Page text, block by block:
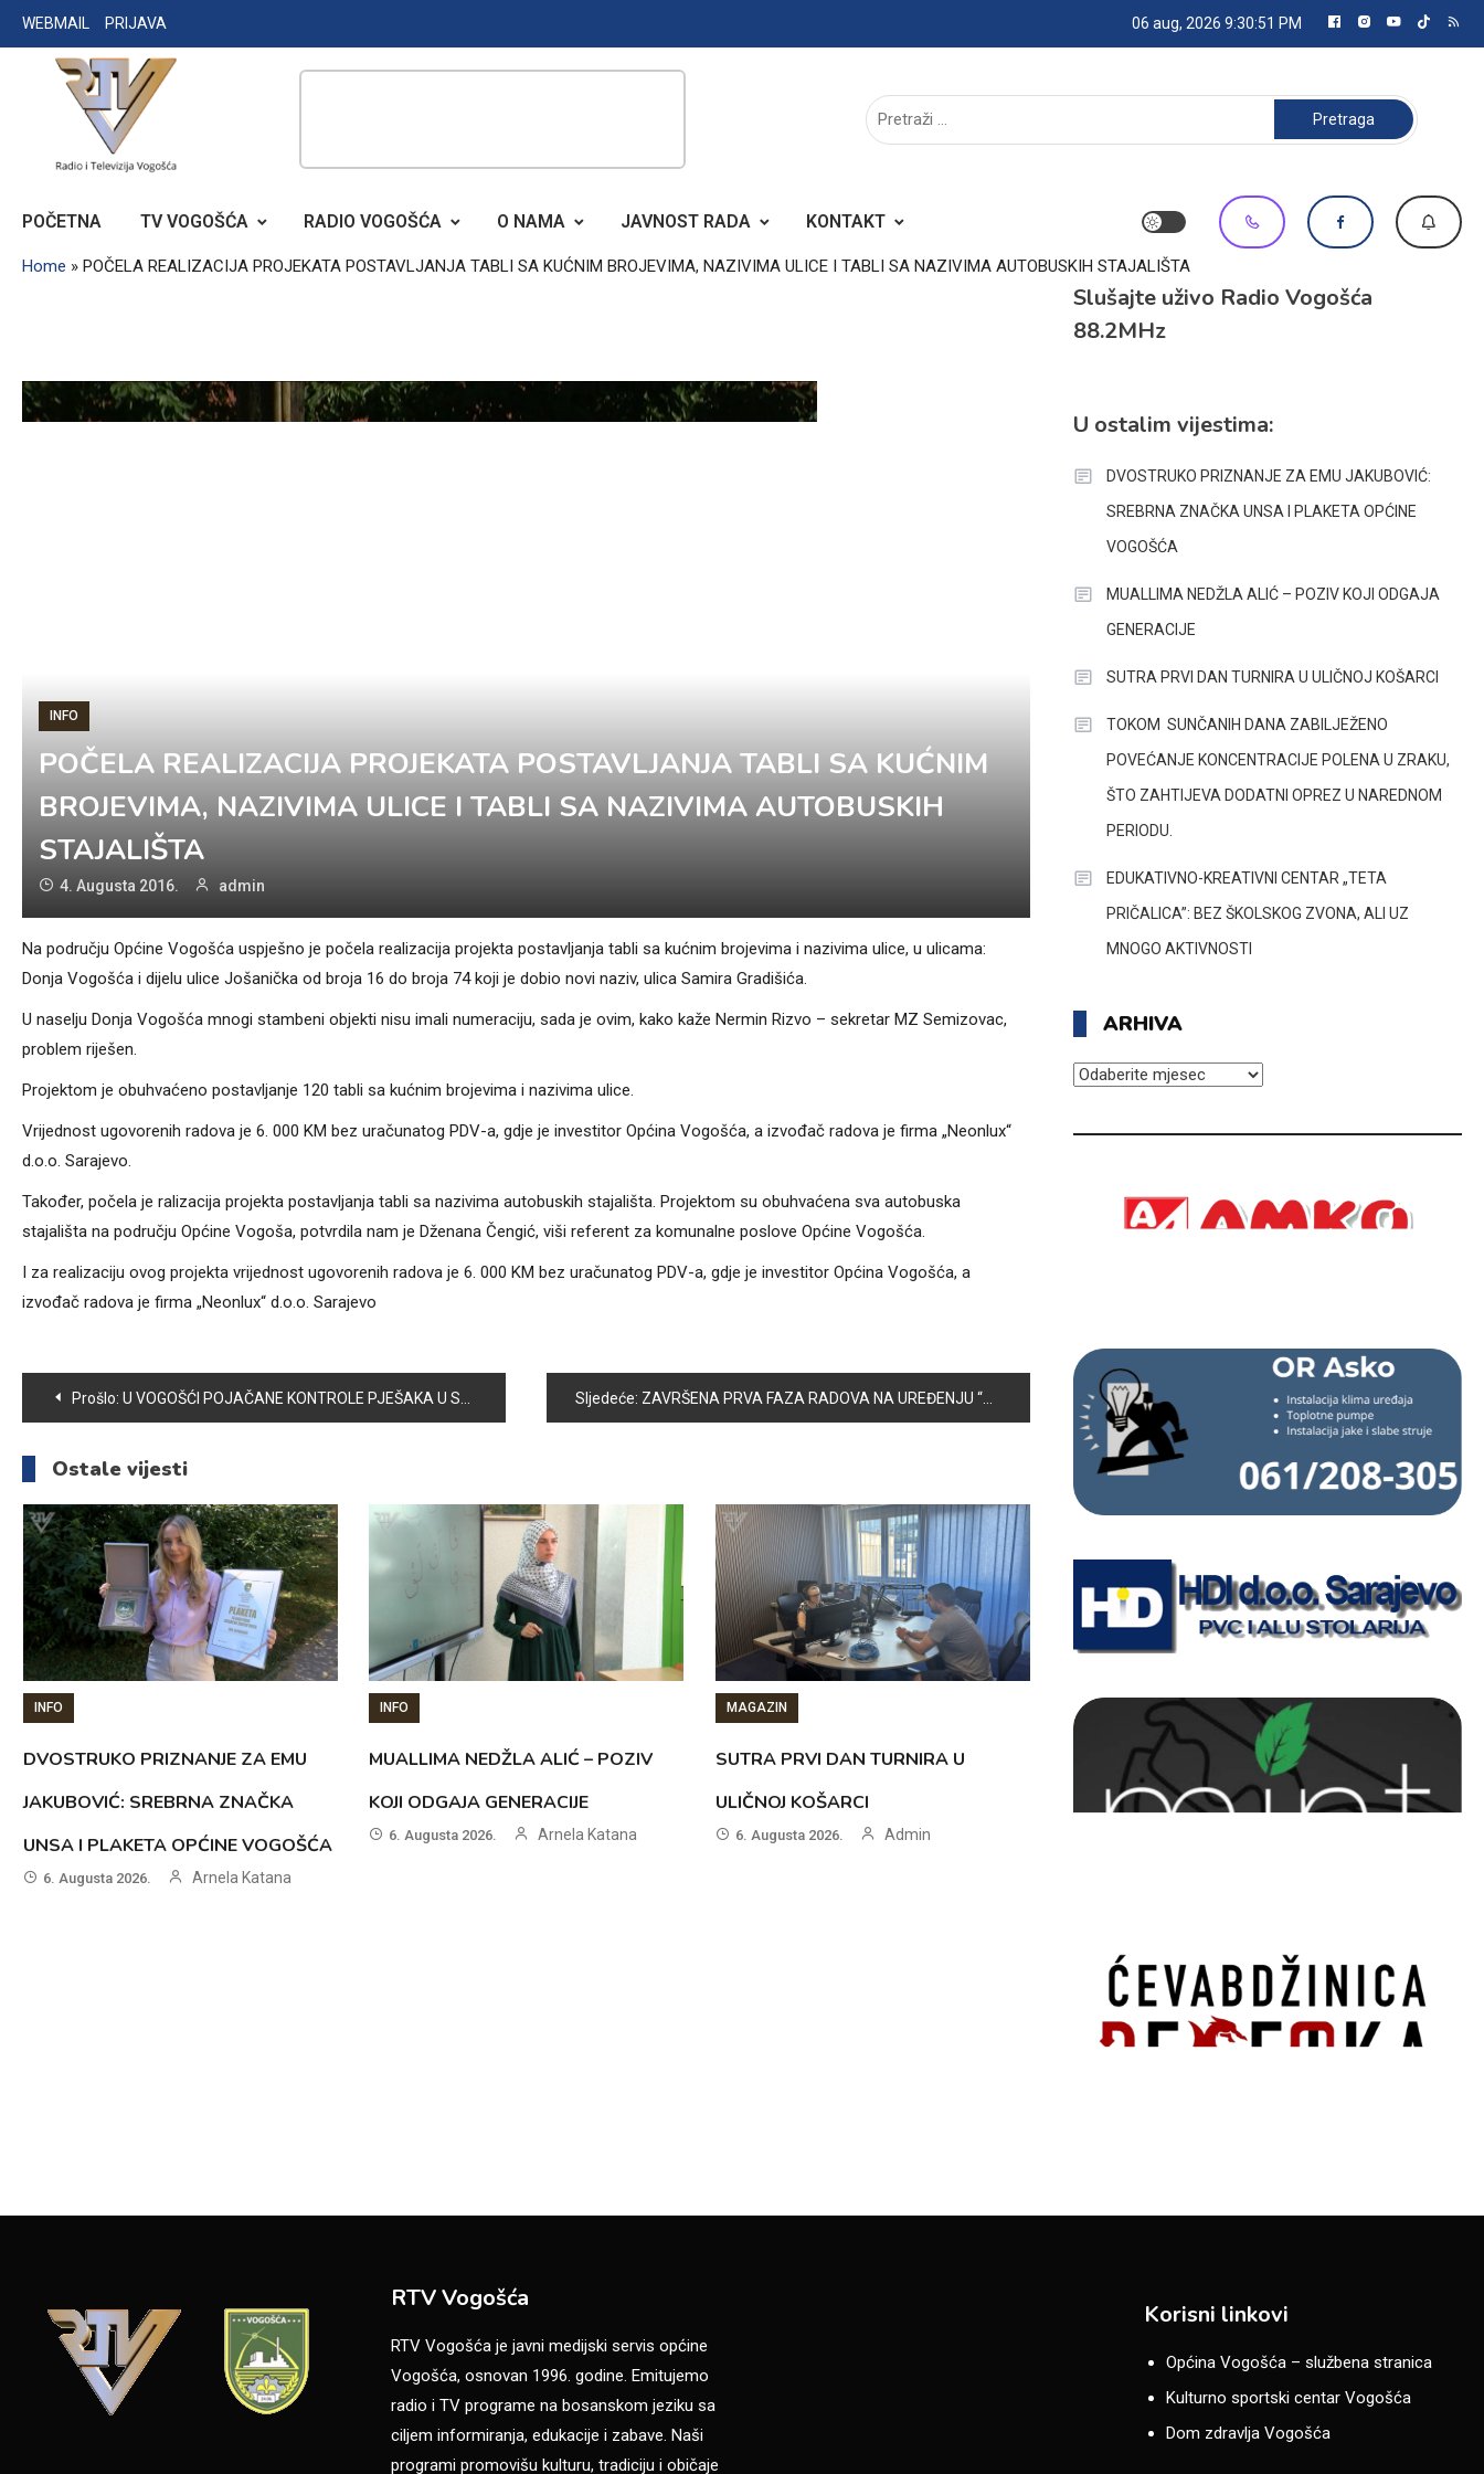
Skip
to
WEBMAIL PRIJAVA 06 aug, 2026 9:30:52 PM
RADIO TELEVIZIJA VOGOŠĆA
Pretraga:
POČETNA TV VOGOŠĆA RADIO VOGOŠĆA O NAMA JAVNOST RADA KONTAKT
Home » POČELA REALIZACIJA PROJEKATA POSTAVLJANJA TABLI SA KUĆNIM BROJEVIMA, NAZIVIMA ULICE I TABLI SA NAZIVIMA AUTOBUSKIH STAJALIŠTA
INFO
POČELA REALIZACIJA PROJEKATA POSTAVLJANJA TABLI SA KUĆNIM
BROJEVIMA, NAZIVIMA ULICE I TABLI SA NAZIVIMA AUTOBUSKIH
STAJALIŠTA
4. Augusta 2016. admin
Na području Općine Vogošća uspješno je počela realizacija projekta postavljanja tabli sa kućnim brojevima i nazivima ulice, u ulicama:
Donja Vogošća i dijelu ulice Jošanička od broja 16 do broja 74 koji je dobio novi naziv, ulica Samira Gradišića.
U naselju Donja Vogošća mnogi stambeni objekti nisu imali numeraciju, sada je ovim, kako kaže Nermin Rizvo – sekretar MZ Semizovac,
problem riješen.
Projektom je obuhvaćeno postavljanje 120 tabli sa kućnim brojevima i nazivima ulice.
Vrijednost ugovorenih radova je 6. 000 KM bez uračunatog PDV-a, gdje je investitor Općina Vogošća, a izvođač radova je firma „Neonlux“
d.o.o. Sarajevo.
Također, počela je ralizacija projekta postavljanja tabli sa nazivima autobuskih stajališta. Projektom su obuhvaćena sva autobuska
stajališta na području Općine Vogoša, potvrdila nam je Dženana Čengić, viši referent za komunalne poslove Općine Vogošća.
I za realizaciju ovog projekta vrijednost ugovorenih radova je 6. 000 KM bez uračunatog PDV-a, gdje je investitor Općina Vogošća, a
izvođač radova je firma „Neonlux“ d.o.o. Sarajevo
Navigacija
članaka
Prošlo: U VOGOŠĆI POJAČANE KONTROLE PJEŠAKA U SAOBRAĆAJU Sljedeće: ZAVRŠENA PRVA FAZA RADOVA NA UREĐENJU “TRGA ŽRTAVA GENOCIDA U SREBRENICI”. USKORO ASFALTIRANJE SAOBRAĆAJNICE I PARKING PROSTORA, TE IZGRADNJA PLANIRANIH SADRŽAJA NA PLATOU TRGA
Ostale vijesti
INFO
DVOSTRUKO PRIZNANJE ZA EMU
JAKUBOVIĆ: SREBRNA ZNAČKA
UNSA I PLAKETA OPĆINE VOGOŠĆA
6. Augusta 2026. Arnela Katana
INFO
MUALLIMA NEDŽLA ALIĆ – POZIV
KOJI ODGAJA GENERACIJE
6. Augusta 2026. Arnela Katana
MAGAZIN
SUTRA PRVI DAN TURNIRA U
ULIČNOJ KOŠARCI
6. Augusta 2026. Admin
Slušajte uživo Radio Vogošća
88.2MHz
U ostalim vijestima:
DVOSTRUKO PRIZNANJE ZA EMU JAKUBOVIĆ:
SREBRNA ZNAČKA UNSA I PLAKETA OPĆINE
VOGOŠĆA
MUALLIMA NEDŽLA ALIĆ – POZIV KOJI ODGAJA
GENERACIJE
SUTRA PRVI DAN TURNIRA U ULIČNOJ KOŠARCI
TOKOM SUNČANIH DANA ZABILJEŽENO
POVEĆANJE KONCENTRACIJE POLENA U ZRAKU,
ŠTO ZAHTIJEVA DODATNI OPREZ U NAREDNOM
PERIODU.
EDUKATIVNO-KREATIVNI CENTAR „TETA
PRIČALICA”: BEZ ŠKOLSKOG ZVONA, ALI UZ
MNOGO AKTIVNOSTI
ARHIVA
ARHIVA
RTV Vogošća
RTV Vogošća je javni medijski servis općine
Vogošća, osnovan 1996. godine. Emitujemo
radio i TV programe na bosanskom jeziku sa
ciljem informiranja, edukacije i zabave. Naši
programi promovišu kulturu, tradiciju i običaje
Korisni linkovi
Općina Vogošća – službena stranica
Kulturno sportski centar Vogošća
Dom zdravlja Vogošća